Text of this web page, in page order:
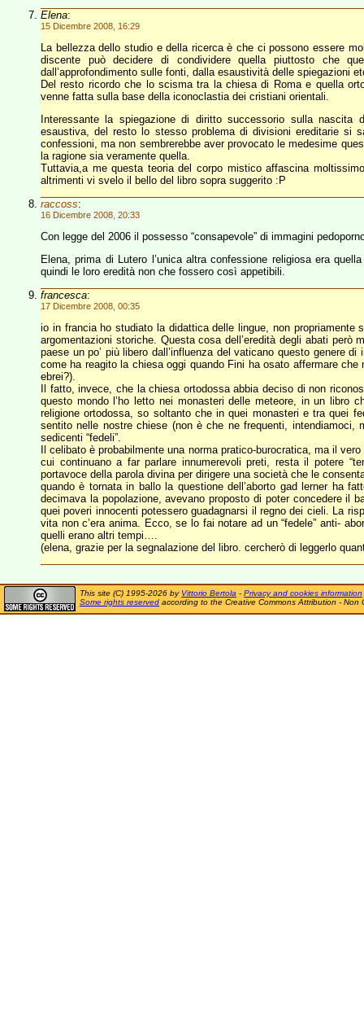
Elena:
15 Dicembre 2008, 16:29
La bellezza dello studio e della ricerca è che ci possono essere
discente può decidere di condividere quella piuttosto che
dall’approfondimento sulle fonti, dalla esaustività delle spiegazioni
Del resto ricordo che lo scisma tra la chiesa di Roma e quella
venne fatta sulla base della iconoclastia dei cristiani orientali.
Interessante la spiegazione di diritto successorio sulla
esaustiva, del resto lo stesso problema di divisioni ereditarie si
confessioni, ma non sembrerebbe aver provocato le medesime
la ragione sia veramente quella.
Tuttavia,a me questa teoria del corpo mistico affascina
altrimenti vi svelo il bello del libro sopra suggerito :P
raccoss:
16 Dicembre 2008, 20:33
Con legge del 2006 il possesso “consapevole” di immagini
Elena, prima di Lutero l’unica altra confessione religiosa era
quindi le loro eredità non che fossero così appetibili.
francesca:
17 Dicembre 2008, 00:35
io in francia ho studiato la didattica delle lingue, non
argomentazioni storiche. Questa cosa dell’eredità degli abati
paese un po’ più libero dall’influenza del vaticano questo genere
come ha reagito la chiesa oggi quando Fini ha osato affermare
ebrei?).
Il fatto, invece, che la chiesa ortodossa abbia deciso di non
questo mondo l’ho letto nei monasteri delle meteore, in un libro
religione ortodossa, so soltanto che in quei monasteri e tra quei
sentito nelle nostre chiese (non è che ne frequenti,
sedicenti “fedeli”.
Il celibato è probabilmente una norma pratico-burocratica, ma il
cui continuano a far parlare innumerevoli preti, resta il potere
portavoce della parola divina per dirigere una società che le
quando è tornata in ballo la questione dell’aborto gad lerner ha
decimava la popolazione, avevano proposto di poter concedere il
quei poveri innocenti potessero guadagnarsi il regno dei cieli. La
vita non c’era anima. Ecco, se lo fai notare ad un “fedele” anti-
quelli erano altri tempi….
(elena, grazie per la segnalazione del libro. cercherò di leggerlo
This site (C) 1995-2026 by Vittorio Bertola - Privacy and cookies information
Some rights reserved according to the Creative Commons Attribution - Non